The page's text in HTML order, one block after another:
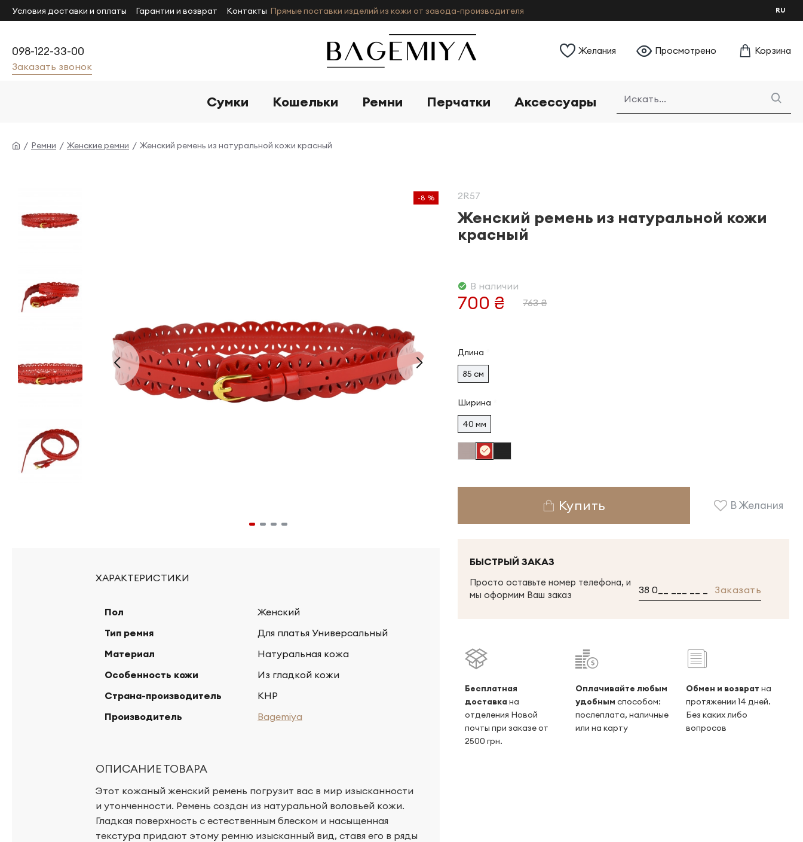
Условия доставки и оплаты Гарантии и возврат Контакты Прямые поставки изделий из кожи от завода-производителя RU
098-122-33-00
Заказать звонок
Желания Просмотрено Корзина
Сумки Кошельки Ремни Перчатки Аксессуары
Ремни Женские ремни Женский ремень из натуральной кожи красный
-8 %
ХАРАКТЕРИСТИКИ
Пол
Женский
Тип ремня
Для платья Универсальный
Материал
Натуральная кожа
Особенность кожи
Из гладкой кожи
Страна-производитель
КНР
Производитель
Bagemiya
ОПИСАНИЕ ТОВАРА
Этот кожаный женский ремень погрузит вас в мир изысканности
и утонченности. Ремень создан из натуральной воловьей кожи.
Гладкая поверхность с естественным блеском и насыщенная
текстура придают этому ремню изысканный вид, ставя его в ряды
2R57
Женский ремень из натуральной кожи
красный
700 ₴ 763 ₴
В наличии
Длина
85 см
Ширина
40 мм
Купить В Желания
БЫСТРЫЙ ЗАКАЗ
Просто оставьте номер телефона, и
мы оформим Ваш заказ
Заказать
Беcплатная
доставкана
отделения Новой
почты при заказе от
2500 грн.
Оплачивайте любым
удобным способом:
послеплата, наличные
или на карту
Обмен и возврат на
протяжении 14 дней.
Без каких либо
вопросов